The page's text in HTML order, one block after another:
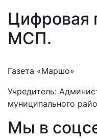
Цифровая
МСП.
Газета «Маршо»
Учредитель:
муниципального
Мы в